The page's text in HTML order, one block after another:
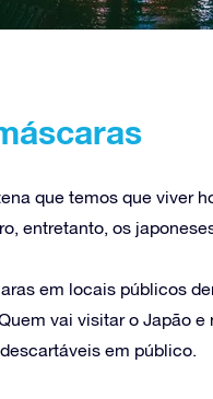
que temos que viver
entretanto, os
em locais públicos
vai visitar o Japão
em público.